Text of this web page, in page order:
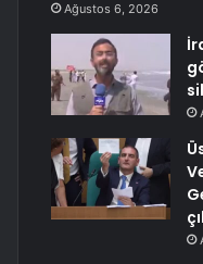
Ağustos 6, 2026